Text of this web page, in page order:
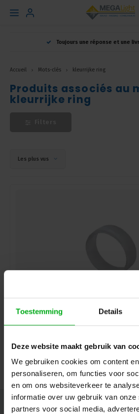
Toestemming Details
Deze website maakt gebruik van
We gebruiken cookies om content
personaliseren, om functies voor
en om ons websiteverkeer te
informatie over uw gebruik van onze
partners voor social media,
Hoofdmenu
Toujours une réponse et une
Accueil Mots-clés kleurrijke ring
Produits associés au
kleurrijke ring
Les plus vus
Neutrik | XXCR | anneau de marque
Neutrik |XXCR
Connectez-vous pour
Newsletter